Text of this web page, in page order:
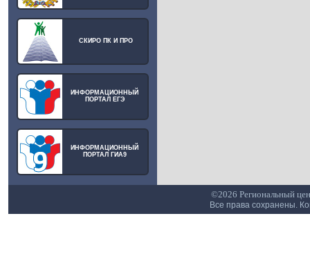
СКИРО ПК И ПРО
ИНФОРМАЦИОННЫЙ
ПОРТАЛ ЕГЭ
ИНФОРМАЦИОННЫЙ
ПОРТАЛ ГИА9
©2026 Региональный
Все права сохранены.